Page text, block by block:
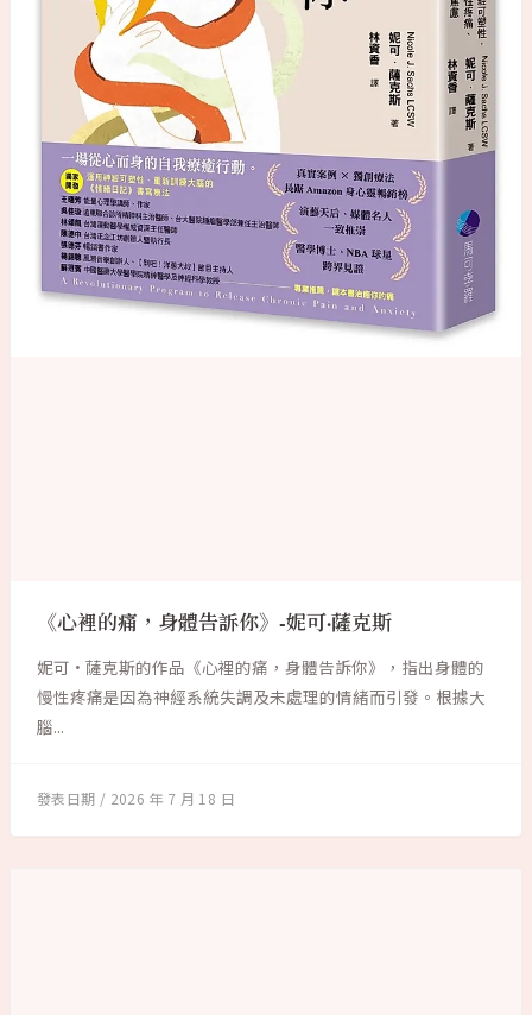
《心裡的痛，身體告訴你》-妮可·薩克斯
妮可·薩克斯的作品《心裡的痛，身體告訴你》，指出身體的
慢性疼痛是因為神經系統失調及未處理的情緒而引發。根據大
腦...
2026 年 7 月 18 日